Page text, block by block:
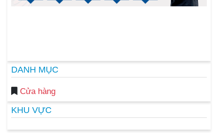
DANH MỤC
Cửa hàng
KHU VỰC